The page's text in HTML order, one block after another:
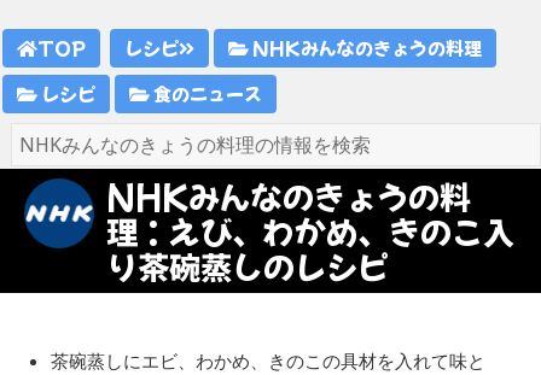
TOP レシピ
NHKみんなのきょうの料理
レシピ
食のニュース
NHKみんなのきょうの料
理：えび、わかめ、きのこ入
り茶碗蒸しのレシピ
茶碗蒸しにエビ、わかめ、きのこの具材を入れて味と